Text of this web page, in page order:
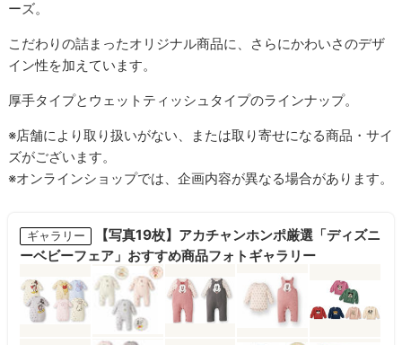
ーズ。
こだわりの詰まったオリジナル商品に、さらにかわいさのデザ
イン性を加えています。
厚手タイプとウェットティッシュタイプのラインナップ。
※店舗により取り扱いがない、または取り寄せになる商品・サイ
ズがございます。
※オンラインショップでは、企画内容が異なる場合があります。
ギャラリー
【写真19枚】アカチャンホンポ厳選「ディズニ
ーベビーフェア」おすすめ商品フォトギャラリー